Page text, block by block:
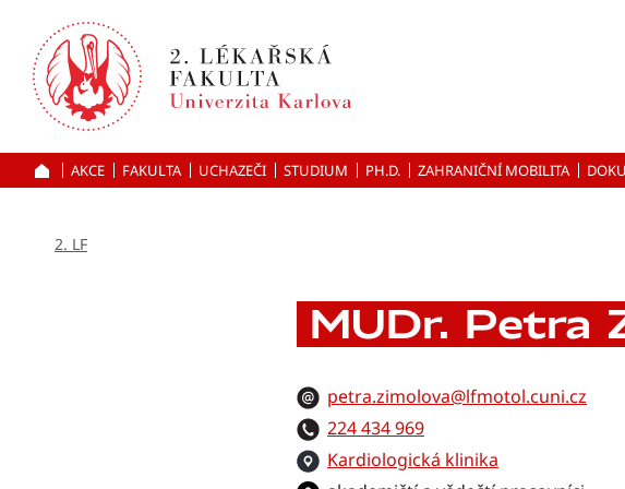
k hlavnímu
obsahu
ÚVOD
AKCE FAKULTA UCHAZEČI STUDIUM PH.D. ZAHRANIČNÍ MOBILITA
2. LF
MUDr. Petra
petra.zimolova@lfmotol.cuni.cz
224 434 969
Kardiologická klinika